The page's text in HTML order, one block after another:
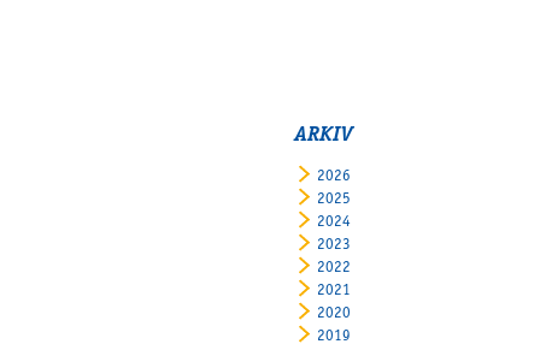
ARKIV
2026
2025
2024
2023
2022
2021
2020
2019